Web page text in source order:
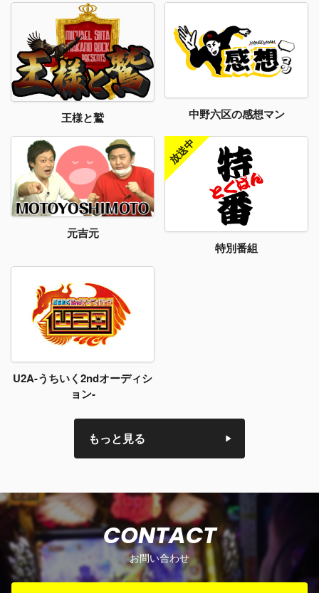
王様と鷲 中野六区の感想マン
元吉元
特別番組
U2A-うちいく2ndオーディシ
ョン-
もっと見る
お問い合わせ
CONTACT